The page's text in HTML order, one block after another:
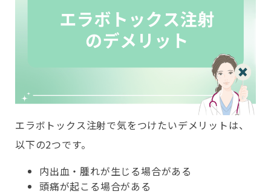
エラボトックス注射で気をつけたいデメリットは、
以下の2つです。
内出血・腫れが生じる場合がある
頭痛が起こる場合がある